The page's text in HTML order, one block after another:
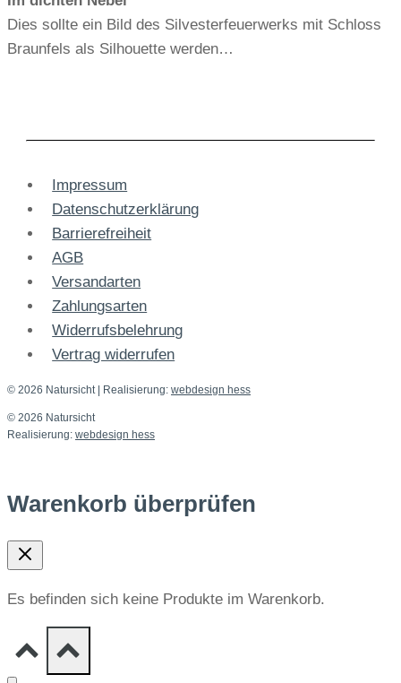
Dies sollte ein Bild des Silvesterfeuerwerks mit Schloss
Braunfels als Silhouette werden…
Impressum
Datenschutzerklärung
Barrierefreiheit
AGB
Versandarten
Zahlungsarten
Widerrufsbelehrung
Vertrag widerrufen
© 2026 Natursicht | Realisierung: webdesign hess
© 2026 Natursicht
Realisierung: webdesign hess
Warenkorb überprüfen
Es befinden sich keine Produkte im Warenkorb.